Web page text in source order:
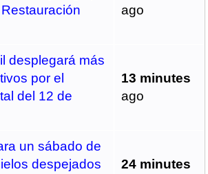
ago
desplegará más
por el
del 12 de
13 minutes
ago
un sábado de
despejados
24 minutes